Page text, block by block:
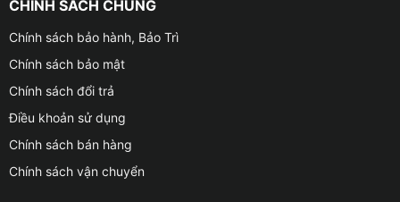
CHÍNH SÁCH CHUNG
Chính sách bảo hành, Bảo Trì
Chính sách bảo mật
Chính sách đổi trả
Điều khoản sử dụng
Chính sách bán hàng
Chính sách vận chuyển